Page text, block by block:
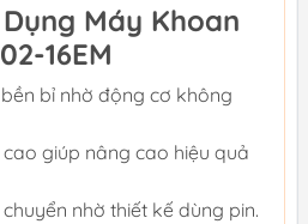
Máy Khoan
16EM
bỉ nhờ động cơ không
giúp nâng cao hiệu quả
nhờ thiết kế dùng pin.